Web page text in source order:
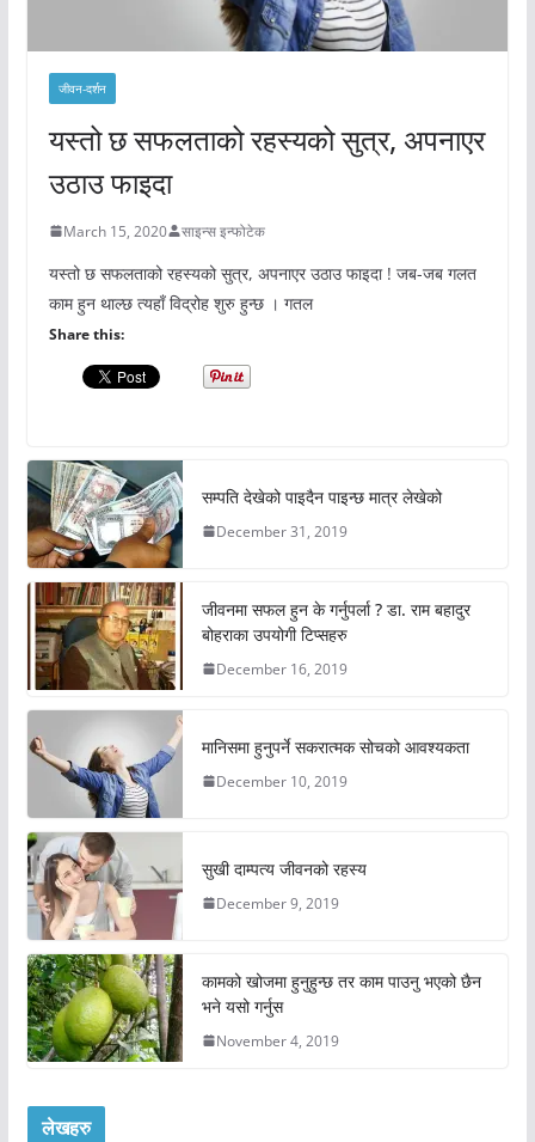
जीवन-दर्शन
यस्तो छ सफलताको रहस्यको सुत्र, अपनाएर
उठाउ फाइदा
March 15, 2020 साइन्स इन्फोटेक
यस्तो छ सफलताको रहस्यको सुत्र, अपनाएर उठाउ फाइदा ! जब-जब गलत
काम हुन थाल्छ त्यहाँ विद्रोह शुरु हुन्छ । गतल
Share this:
सम्पति देखेको पाइदैन पाइन्छ मात्र लेखेको
December 31, 2019
जीवनमा सफल हुन के गर्नुपर्ला ? डा. राम बहादुर
बोहराका उपयोगी टिप्सहरु
December 16, 2019
मानिसमा हुनुपर्ने सकरात्मक सोचको आवश्यकता
December 10, 2019
सुखी दाम्पत्य जीवनको रहस्य
December 9, 2019
कामको खोजमा हुनुहुन्छ तर काम पाउनु भएको छैन
भने यसो गर्नुस
November 4, 2019
लेखहरु